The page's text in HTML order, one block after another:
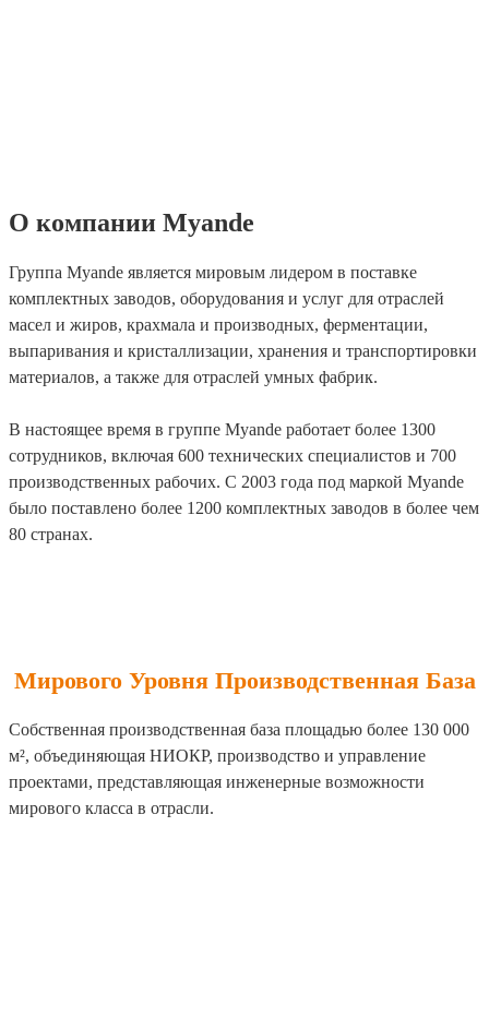
О компании Myande
Группа Myande является мировым лидером в поставке
комплектных заводов, оборудования и услуг для отраслей
масел и жиров, крахмала и производных, ферментации,
выпаривания и кристаллизации, хранения и транспортировки
материалов, а также для отраслей умных фабрик.
В настоящее время в группе Myande работает более 1300
сотрудников, включая 600 технических специалистов и 700
производственных рабочих. С 2003 года под маркой Myande
было поставлено более 1200 комплектных заводов в более чем
80 странах.
Мирового Уровня Производственная База
Собственная производственная база площадью более 130 000
м², объединяющая НИОКР, производство и управление
проектами, представляющая инженерные возможности
мирового класса в отрасли.